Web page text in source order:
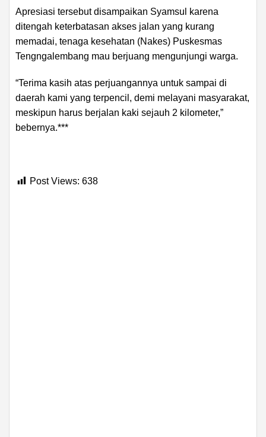
Apresiasi tersebut disampaikan Syamsul karena
ditengah keterbatasan akses jalan yang kurang
memadai, tenaga kesehatan (Nakes) Puskesmas
Tengngalembang mau berjuang mengunjungi warga.
“Terima kasih atas perjuangannya untuk sampai di
daerah kami yang terpencil, demi melayani masyarakat,
meskipun harus berjalan kaki sejauh 2 kilometer,”
bebernya.***
Post Views: 638